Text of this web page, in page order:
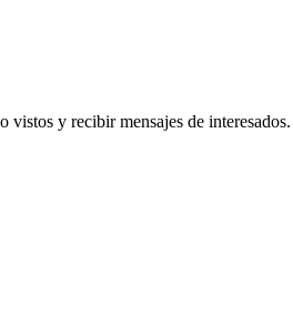
y recibir mensajes de interesados.